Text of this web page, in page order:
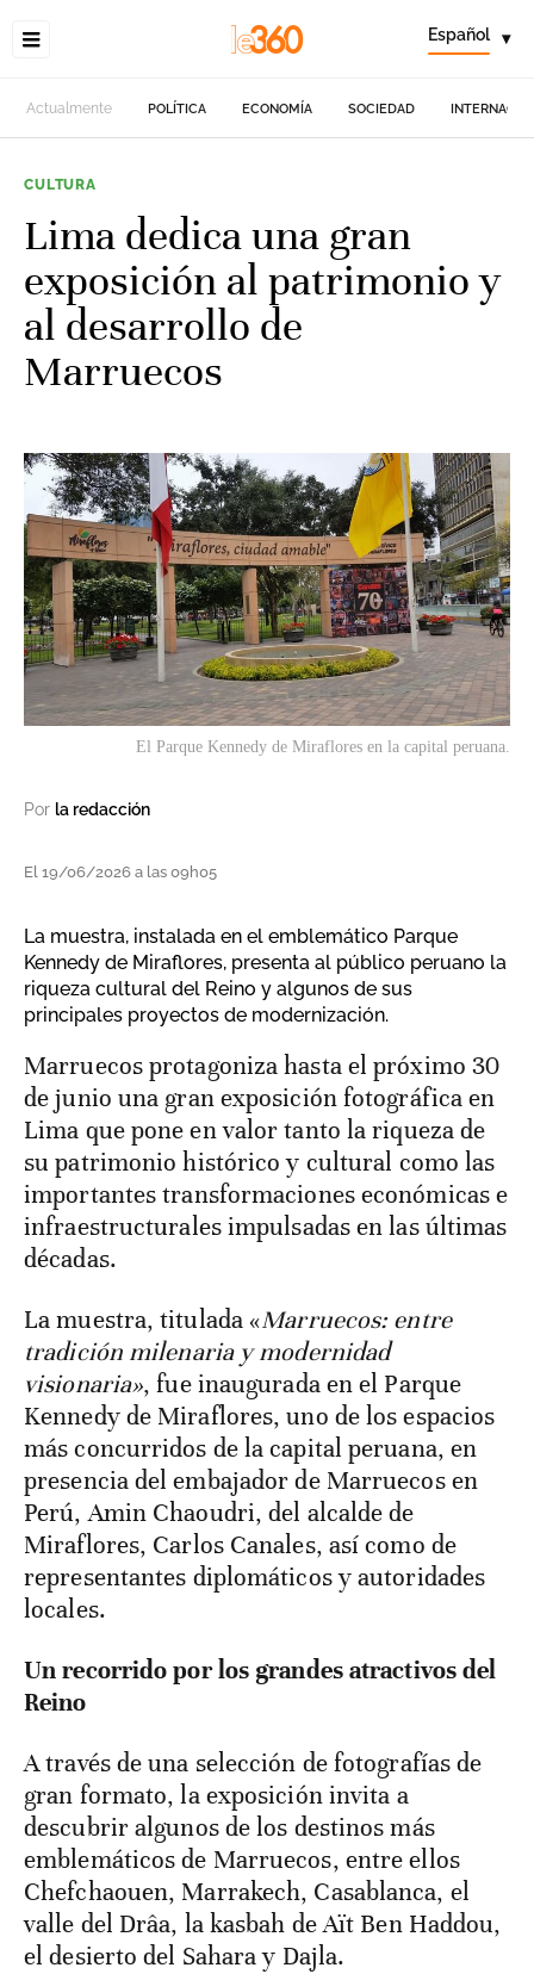
Español ▾
Actualmente POLÍTICA ECONOMÍA SOCIEDAD
CULTURA
Lima dedica una gran
exposición al patrimonio y
al desarrollo de
Marruecos
El Parque Kennedy de Miraflores en la capital peruana.
Por la redacción
El 19/06/2026 a las 09h05
La muestra, instalada en el emblemático Parque
Kennedy de Miraflores, presenta al público peruano la
riqueza cultural del Reino y algunos de sus
principales proyectos de modernización.
Marruecos protagoniza hasta el próximo 30
de junio una gran exposición fotográfica en
Lima que pone en valor tanto la riqueza de
su patrimonio histórico y cultural como las
importantes transformaciones económicas e
infraestructurales impulsadas en las últimas
décadas.
La muestra, titulada «Marruecos: entre
tradición milenaria y modernidad
visionaria», fue inaugurada en el Parque
Kennedy de Miraflores, uno de los espacios
más concurridos de la capital peruana, en
presencia del embajador de Marruecos en
Perú, Amin Chaoudri, del alcalde de
Miraflores, Carlos Canales, así como de
representantes diplomáticos y autoridades
locales.
Un recorrido por los grandes atractivos del
Reino
A través de una selección de fotografías de
gran formato, la exposición invita a
descubrir algunos de los destinos más
emblemáticos de Marruecos, entre ellos
Chefchaouen, Marrakech, Casablanca, el
valle del Drâa, la kasbah de Aït Ben Haddou,
el desierto del Sahara y Dajla.